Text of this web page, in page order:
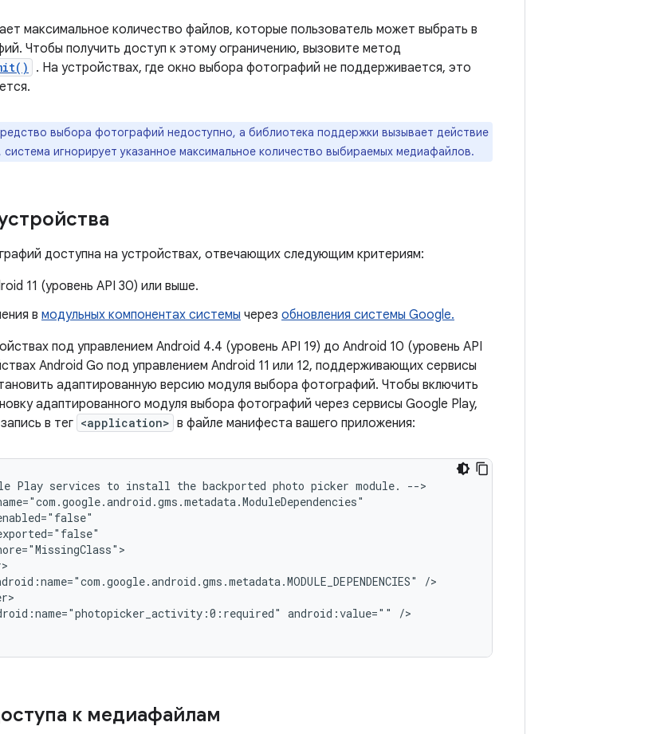
максимальное количество файлов, которые пользователь может выбрать в
Чтобы получить доступ к этому ограничению, вызовите метод
. На устройствах, где окно выбора фотографий не поддерживается, это
выбора фотографий недоступно, а библиотека поддержки вызывает действие
, система игнорирует указанное максимальное количество выбираемых медиафайлов.
доступна на устройствах, отвечающих следующим критериям:
11 (уровень API 30) или выше.
в модульных компонентах системы через обновления системы Google.
под управлением Android 4.4 (уровень API 19) до Android 10 (уровень API
Android Go под управлением Android 11 или 12, поддерживающих сервисы
адаптированную версию модуля выбора фотографий. Чтобы включить
адаптированного модуля выбора фотографий через сервисы Google Play,
в тег <application> в файле манифеста вашего приложения:
Play services to install the backported photo picker module.
-->
android:value=""
/>
к медиафайлам